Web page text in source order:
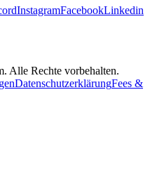
InstagramFacebookLinkedin
Alle Rechte vorbehalten.
DatenschutzerklärungFees &